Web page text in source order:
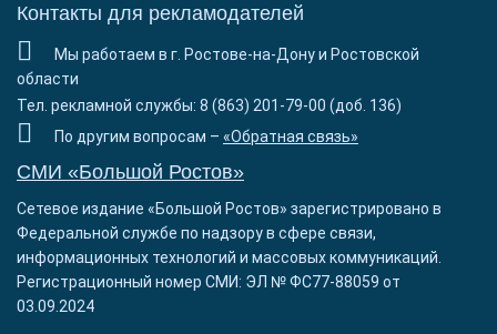
Контакты для рекламодателей
Мы работаем в г. Ростове-на-Дону и Ростовской
области
Тел. рекламной службы: 8 (863) 201-79-00 (доб. 136)
По другим вопросам – «Обратная связь»
СМИ «Большой Ростов»
Сетевое издание «Большой Ростов» зарегистрировано в
Федеральной службе по надзору в сфере связи,
информационных технологий и массовых коммуникаций.
Регистрационный номер СМИ: ЭЛ № ФС77-88059 от
03.09.2024